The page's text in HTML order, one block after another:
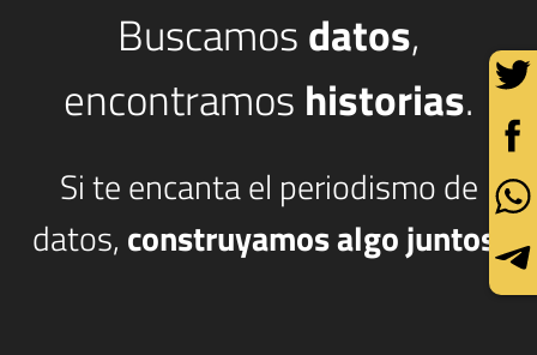
Buscamosdatos,
encontramos historias.
Si te encanta el periodismo de
datos, construyamos algo juntos.